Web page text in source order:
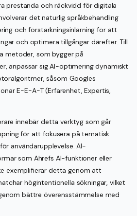
prestanda och räckvidd för digitala
det naturlig språkbehandling
och förstärkningsinlärning för att
och optimera tillgångar därefter. Till
metoder, som bygger på
anpassar sig AI-optimering dynamiskt
såsom Googles
E-E-A-T (Erfarenhet, Expertis,
innebär detta verktyg som går
för att fokusera på tematisk
användarupplevelse. AI-
som Ahrefs AI-funktioner eller
exemplifierar detta genom att
högintentionella sökningar, vilket
bättre överensstämmelse med